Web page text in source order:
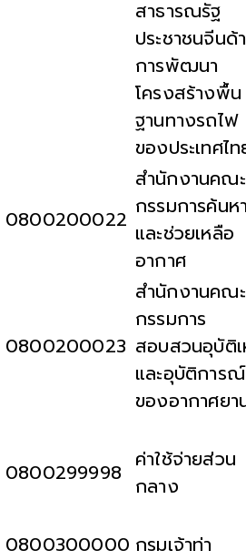
สาธารณรัฐ
ประชาชนจีนด้
การพัฒนา
โครงสร้างพื้น
ฐานทางรถไฟ
ของประเทศไ
0800200022
สำนักงานคณะ
กรรมการค้นห
และช่วยเหลือ
อากาศ
0800200023
สำนักงานคณะ
กรรมการ
สอบสวนอุบัติ
และอุบัติการณ์
ของอากาศยา
0800299998 ค่าใช้จ่ายส่วน
กลาง
0800300000 กรมเจ้าท่า